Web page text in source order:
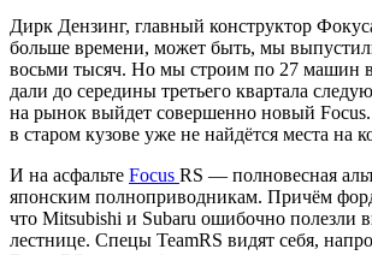
Дирк Дензинг, главный конструктор
больше времени, может быть, мы
восьми тысяч. Но мы строим по 27 машин
дали до середины третьего квартала
на рынок выйдет совершенно новый
в старом кузове уже не найдётся места на
И на асфальте Focus RS — полновесная
японским полноприводникам. Причём
что Mitsubishi и Subaru ошибочно полезли
лестнице. Спецы TeamRS видят себя,